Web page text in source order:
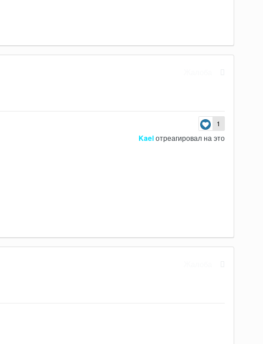
1
Kaelотреагировал на это